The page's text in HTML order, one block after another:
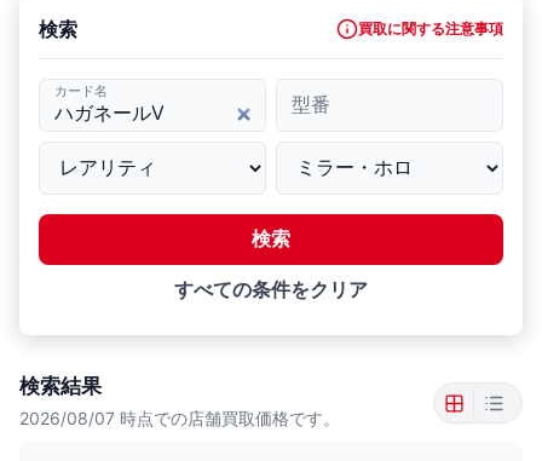
検索 買取に関する注意事項
カード名
型番
検索
すべての条件をクリア
検索結果
2026/08/07 時点での店舗買取価格です。